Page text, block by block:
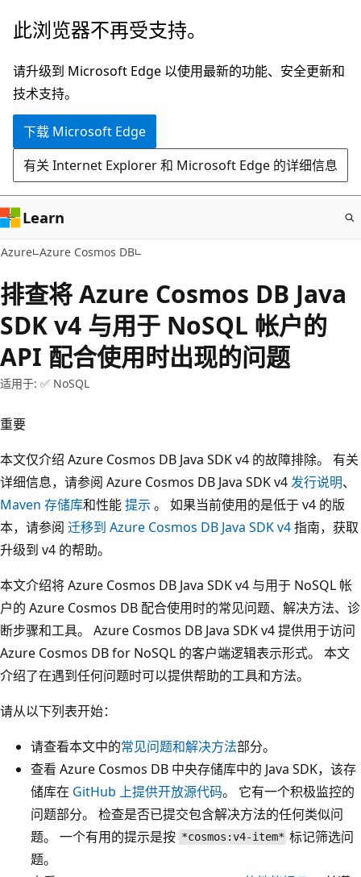
跳
主
要
内
此浏览器不再受支持。
请升级到 Microsoft Edge 以使用最新的功能、安全更新和
技术支持。
下载 Microsoft Edge
有关 Internet Explorer 和 Microsoft Edge 的详细信息
Learn
Azure Azure Cosmos DB
排查将 Azure Cosmos DB Java
SDK v4 与用于 NoSQL 帐户的
API 配合使用时出现的问题
适用于: ✅ NoSQL
重要
本文仅介绍 Azure Cosmos DB Java SDK v4 的故障排除。 有关
详细信息，请参阅 Azure Cosmos DB Java SDK v4发行说明、
Maven 存储库和性能提示 。 如果当前使用的是低于 v4 的版
本，请参阅 迁移到 Azure Cosmos DB Java SDK v4指南，获取
升级到 v4 的帮助。
本文介绍将 Azure Cosmos DB Java SDK v4 与用于 NoSQL 帐
户的 Azure Cosmos DB 配合使用时的常见问题、解决方法、诊
断步骤和工具。 Azure Cosmos DB Java SDK v4 提供用于访问
Azure Cosmos DB for NoSQL 的客户端逻辑表示形式。 本文
介绍了在遇到任何问题时可以提供帮助的工具和方法。
请从以下列表开始：
请查看本文中的常见问题和解决方法部分。
查看 Azure Cosmos DB 中央存储库中的 Java SDK，该存
储库在 GitHub 上提供开放源代码。 它有一个积极监控的
问题部分。 检查是否已提交包含解决方法的任何类似问
题。 一个有用的提示是按 *cosmos:v4-item* 标记筛选问
题。